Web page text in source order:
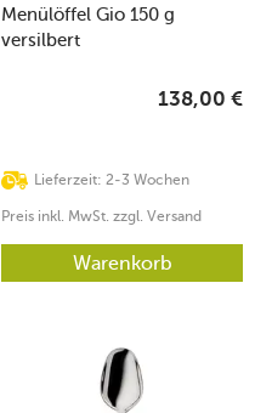
Menülöffel Gio 150 g
versilbert
Lieferzeit: 2-3 Wochen
138,00 €
Preis inkl. MwSt. zzgl. Versand
Warenkorb